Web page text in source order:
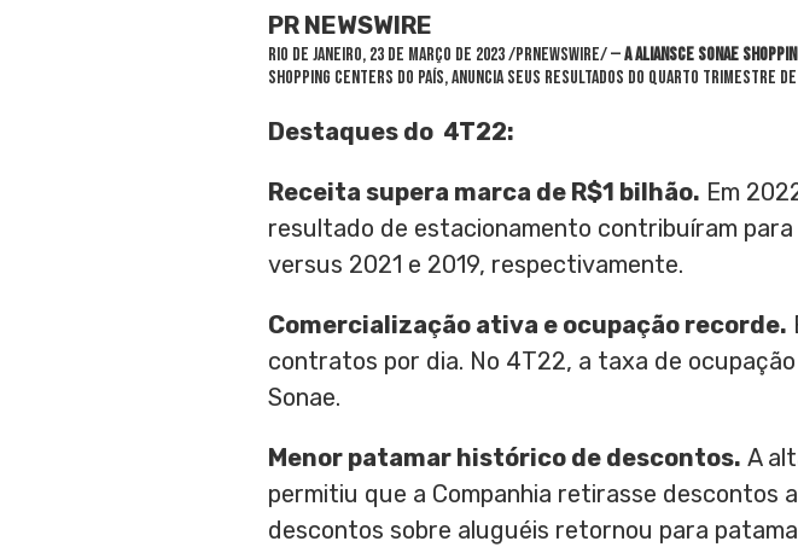
PR NEWSWIRE
RIO DE JANEIRO, 23 de março de 2023/PRNewswire/ —A Aliansce Sonae
shopping centers do país, anuncia seus resultados do quarto trimestre de
Destaques do 4T22:
Receita supera marca de R$1 bilhão. Em
resultado de estacionamento contribuíram para
versus 2021 e 2019, respectivamente.
Comercialização ativa e ocupação recorde.
contratos por dia. No 4T22, a taxa de
Sonae.
Menor patamar histórico de descontos. A
permitiu que a Companhia retirasse descontos
descontos sobre aluguéis retornou para